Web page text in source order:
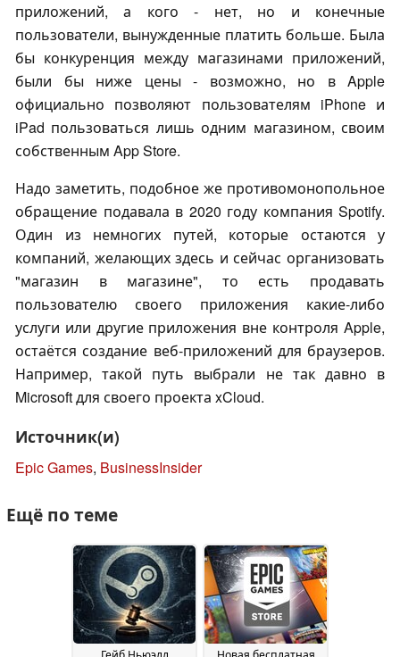
приложений, а кого - нет, но и конечные
пользователи, вынужденные платить больше. Была
бы конкуренция между магазинами приложений,
были бы ниже цены - возможно, но в Apple
официально позволяют пользователям iPhone и
iPad пользоваться лишь одним магазином, своим
собственным App Store.
Надо заметить, подобное же противомонопольное
обращение подавала в 2020 году компания Spotify.
Один из немногих путей, которые остаются у
компаний, желающих здесь и сейчас организовать
"магазин в магазине", то есть продавать
пользователю своего приложения какие-либо
услуги или другие приложения вне контроля Apple,
остаётся создание веб-приложений для браузеров.
Например, такой путь выбрали не так давно в
Microsoft для своего проекта xCloud.
Источник(и)
Epic Games, BusinessInsider
Ещё по теме